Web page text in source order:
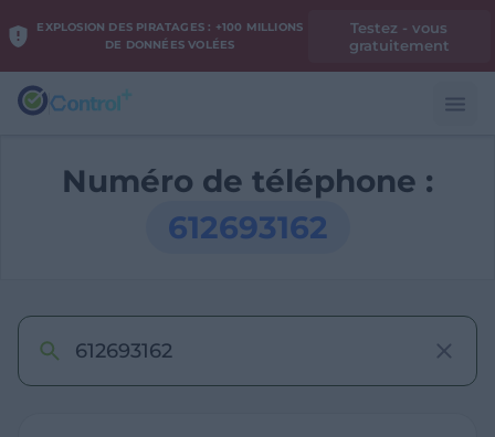
EXPLOSION DES PIRATAGES : +100 MILLIONS
DE DONNÉES VOLÉES
Testez - vous
gratuitement
Numéro de téléphone :
612693162